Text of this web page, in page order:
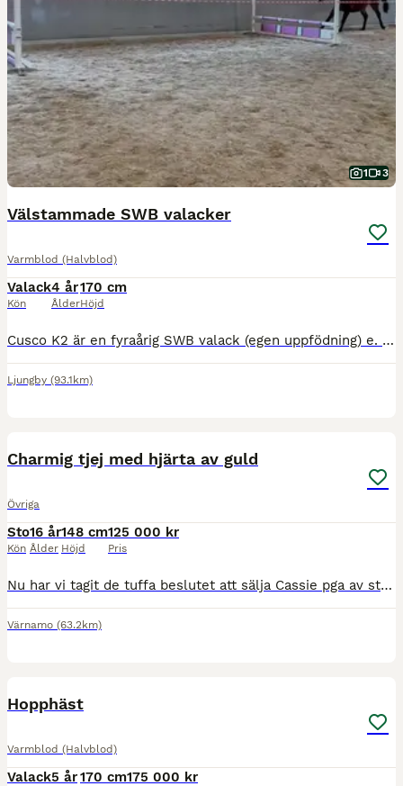
1 3
Välstammade SWB valacker
Varmblod (Halvblod)
Valack
Kön
4 år
Ålder
170 cm
Höjd
Cusco K2 är en fyraårig SWB valack (egen uppfödning) e. Flipper d’Elle ue. Favorit Ask. Hans mormor har meriter till och med 130 cm hoppning och i stostammen finns fler meriterade svår klass hästar.
Ljungby (93.1km)
Charmig tjej med hjärta av guld
Övriga
Sto
Kön
16 år
Ålder
148 cm
Höjd
125 000 kr
Pris
Nu har vi tagit de tuffa beslutet att sälja Cassie pga av studier. Vi har ägt cassie i 4 år . Hon är super snäll i all hantering. Står helt still vid skoning, klippning m.m På nya platser är hon helt
Värnamo (63.2km)
Hopphäst
Varmblod (Halvblod)
Valack5 år170 cm175 000 kr